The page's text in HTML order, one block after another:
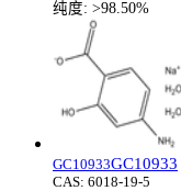
纯度: >98.50%
GC10933GC10933
CAS: 6018-19-5